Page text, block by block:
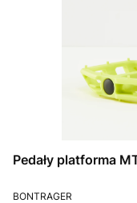
Pedały platforma
PRODUCENT
BONTRAGER